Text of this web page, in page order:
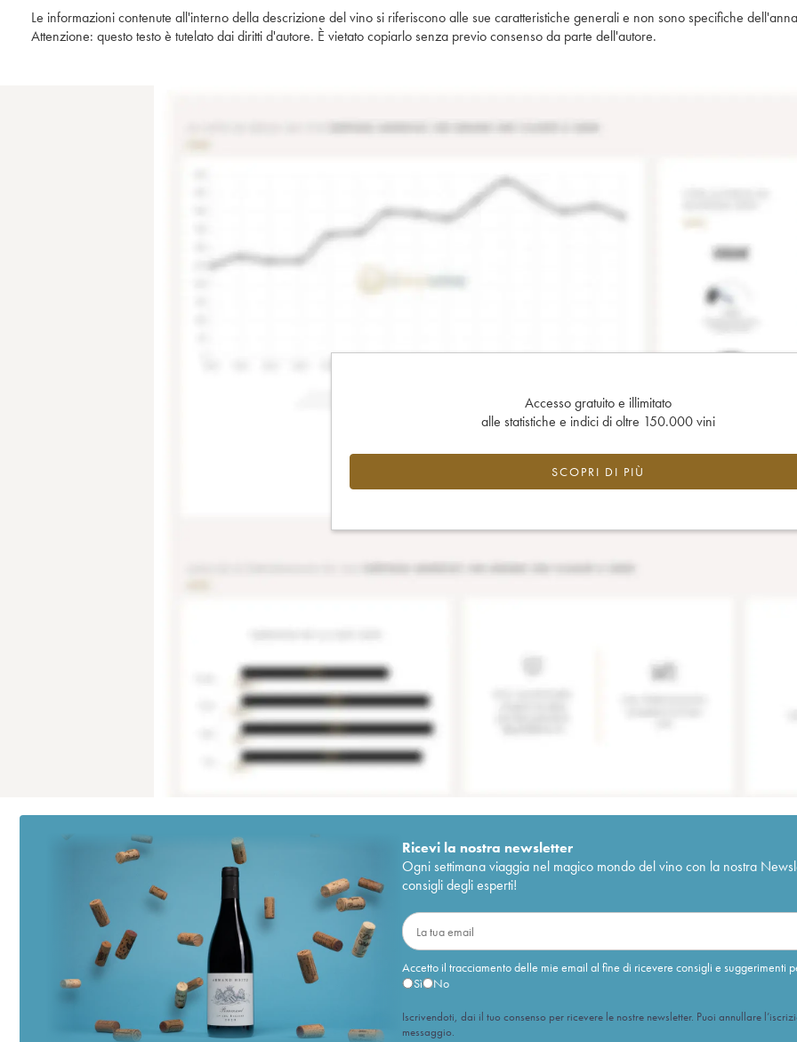
Le informazioni contenute all'interno della descrizione del vino si riferiscono alle sue caratteristiche generali e non sono specifiche
Attenzione: questo testo è tutelato dai diritti d'autore. È vietato copiarlo senza previo consenso da parte dell'autore.
Accesso gratuito e illimitato
alle statistiche e indici di oltre 150.000 vini
SCOPRI DI PIÙ
Ricevi la nostra newsletter
Ogni settimana viaggia nel magico mondo del vino con la nostra
consigli degli esperti!
Accetto il tracciamento delle mie email al fine di ricevere consigli e suggerimenti
Sì
No
Iscrivendoti, dai il tuo consenso per ricevere le nostre newsletter. Puoi annullare
messaggio.